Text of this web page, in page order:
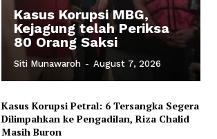
Kasus Korupsi MBG,
Kejagung telah Periksa
80 Orang Saksi
Siti Munawaroh - August 7, 2026
Kasus Korupsi Petral: 6 Tersangka Segera
Dilimpahkan ke Pengadilan, Riza Chalid
Masih Buron